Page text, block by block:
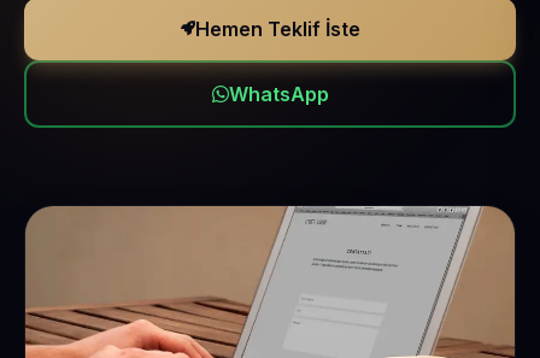
Hemen Teklif İste
WhatsApp